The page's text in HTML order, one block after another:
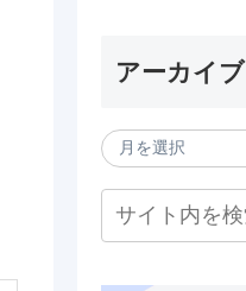
アーカイブ